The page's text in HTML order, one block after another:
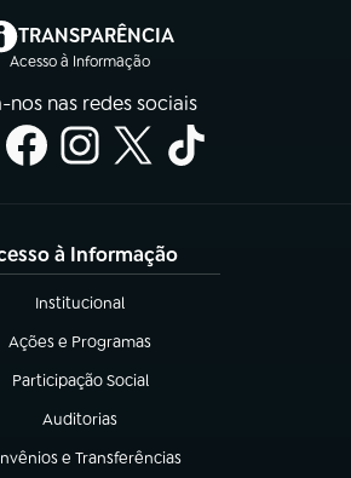
TRANSPARÊNCIA
Acesso à Informação
(abre em nova aba)
nos nas redes sociais
à Informação
Institucional
(abre em nova aba)
Ações e Programas
(abre em nova aba)
Participação Social
(abre em nova aba)
Auditorias
(abre em nova aba)
e Transferências
em nova aba)